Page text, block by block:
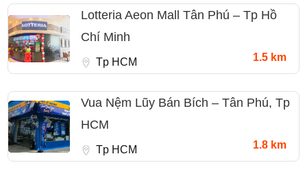
Lotteria Aeon Mall Tân Phú – Tp Hồ
Chí Minh
Tp HCM 1.5 km
Vua Nệm Lũy Bán Bích – Tân Phú, Tp
HCM
Tp HCM 1.8 km